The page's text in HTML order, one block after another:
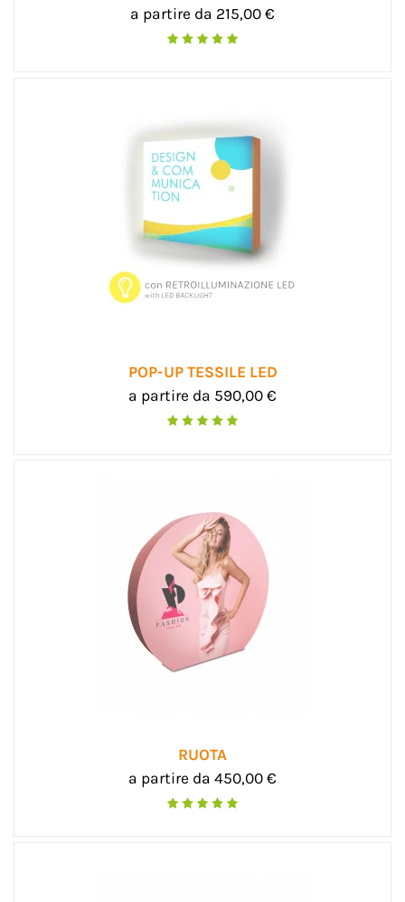
a partire da 215,00 €
POP-UP TESSILE LED
a partire da 590,00 €
RUOTA
a partire da 450,00 €